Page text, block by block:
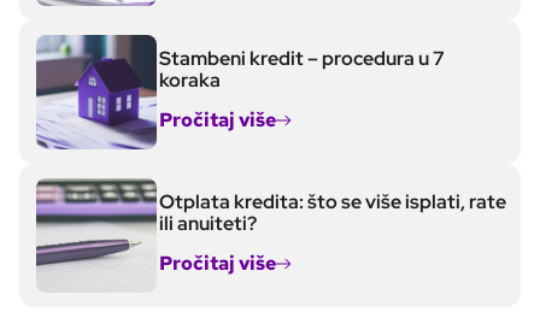
Stambeni kredit – procedura u 7
koraka
Pročitaj više
Otplata kredita: što se više isplati, rate
ili anuiteti?
Pročitaj više